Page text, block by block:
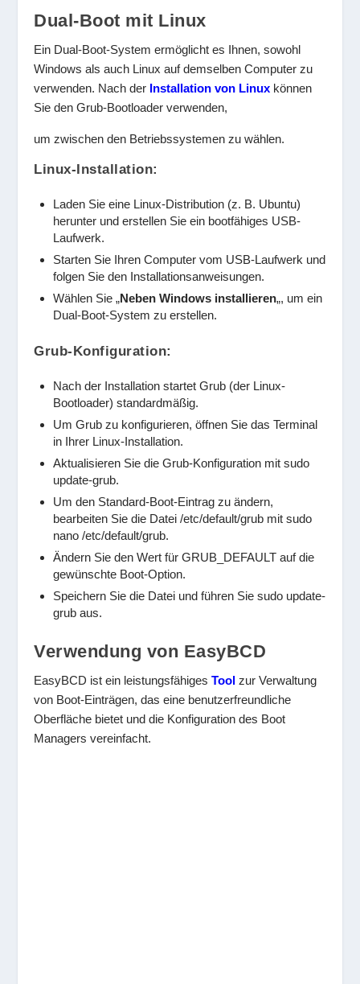
Dual-Boot mit Linux
Ein Dual-Boot-System ermöglicht es Ihnen, sowohl
Windows als auch Linux auf demselben Computer zu
verwenden. Nach der Installation von Linux können
Sie den Grub-Bootloader verwenden,
um zwischen den Betriebssystemen zu wählen.
Linux-Installation:
Laden Sie eine Linux-Distribution (z. B. Ubuntu)
herunter und erstellen Sie ein bootfähiges USB-
Laufwerk.
Starten Sie Ihren Computer vom USB-Laufwerk und
folgen Sie den Installationsanweisungen.
Wählen Sie „Neben Windows installieren„, um ein
Dual-Boot-System zu erstellen.
Grub-Konfiguration:
Nach der Installation startet Grub (der Linux-
Bootloader) standardmäßig.
Um Grub zu konfigurieren, öffnen Sie das Terminal
in Ihrer Linux-Installation.
Aktualisieren Sie die Grub-Konfiguration mitsudo
update-grub.
Um den Standard-Boot-Eintrag zu ändern,
bearbeiten Sie die Datei/etc/default/grub mitsudo
nano /etc/default/grub.
Ändern Sie den Wert fürGRUB_DEFAULT auf die
gewünschte Boot-Option.
Speichern Sie die Datei und führen Siesudo update-
grub aus.
Verwendung von EasyBCD
EasyBCD ist ein leistungsfähigesTool zur Verwaltung
von Boot-Einträgen, das eine benutzerfreundliche
Oberfläche bietet und die Konfiguration des Boot
Managers vereinfacht.